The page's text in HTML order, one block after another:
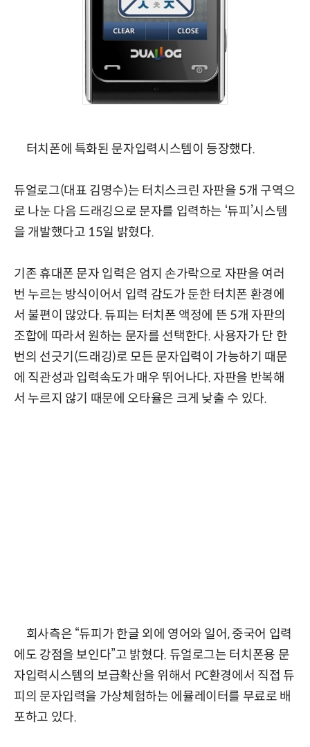
터치폰에 특화된 문자입력시스템이 등장했다.
듀얼로그(대표 김명수)는 터치스크린 자판을 5개 구역으
로 나눈 다음 드래깅으로 문자를 입력하는 ‘듀피’시스템
을 개발했다고 15일 밝혔다.
기존 휴대폰 문자 입력은 엄지 손가락으로 자판을 여러
번 누르는 방식이어서 입력 감도가 둔한 터치폰 환경에
서 불편이 많았다. 듀피는 터치폰 액정에 뜬 5개 자판의
조합에 따라서 원하는 문자를 선택한다. 사용자가 단 한
번의 선긋기(드래깅)로 모든 문자입력이 가능하기 때문
에 직관성과 입력속도가 매우 뛰어나다. 자판을 반복해
서 누르지 않기 때문에 오타율은 크게 낮출 수 있다.
회사측은 “듀피가 한글 외에 영어와 일어, 중국어 입력
에도 강점을 보인다”고 밝혔다. 듀얼로그는 터치폰용 문
자입력시스템의 보급확산을 위해서 PC환경에서 직접 듀
피의 문자입력을 가상체험하는 에뮬레이터를 무료로 배
포하고 있다.